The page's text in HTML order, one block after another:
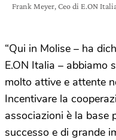
Frank Meyer, Ceo di E.ON
“Qui in Molise – ha
E.ON Italia – abbiamo
molto attive e attente
Incentivare la
associazioni è la base
successo e di grande